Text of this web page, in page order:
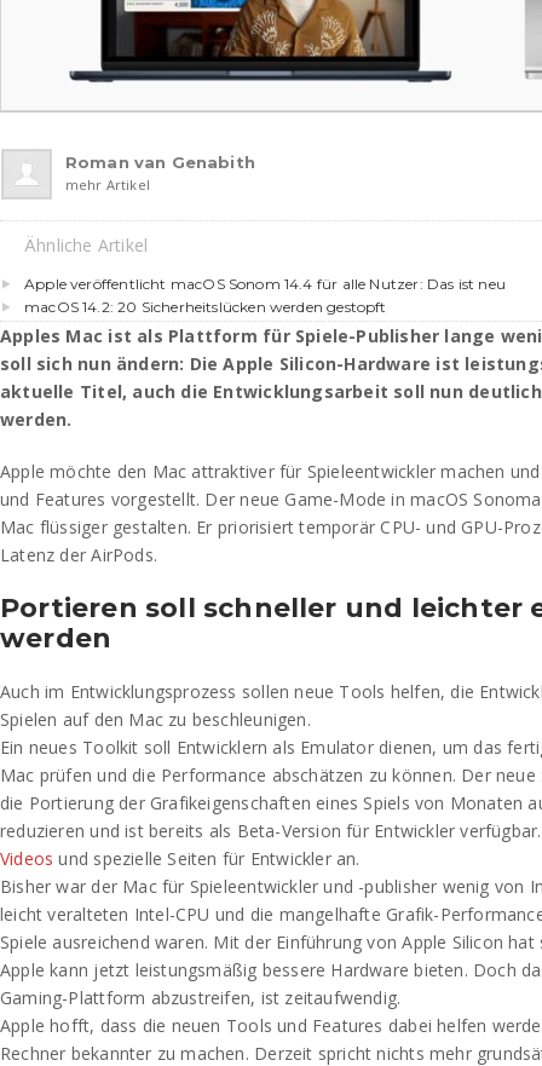
Roman van Genabith
mehr Artikel
Ähnliche Artikel
Apple veröffentlicht macOS Sonom 14.4 für alle Nutzer: Das ist neu
macOS 14.2: 20 Sicherheitslücken werden gestopft
Apples Mac ist als Plattform für Spiele-Publisher lange
soll sich nun ändern: Die Apple Silicon-Hardware ist
aktuelle Titel, auch die Entwicklungsarbeit soll nun
werden.
Apple möchte den Mac attraktiver für Spieleentwickler machen
und Features vorgestellt. Der neue Game-Mode in macOS
Mac flüssiger gestalten. Er priorisiert temporär CPU- und GPU-
Latenz der AirPods.
Portieren soll schneller und leichter
werden
Auch im Entwicklungsprozess sollen neue Tools helfen, die
Spielen auf den Mac zu beschleunigen.
Ein neues Toolkit soll Entwicklern als Emulator dienen, um das
Mac prüfen und die Performance abschätzen zu können. Der
die Portierung der Grafikeigenschaften eines Spiels von Monaten
reduzieren und ist bereits als Beta-Version für Entwickler
Videos und spezielle Seiten für Entwickler an.
Bisher war der Mac für Spieleentwickler und -publisher wenig von
leicht veralteten Intel-CPU und die mangelhafte Grafik-
Spiele ausreichend waren. Mit der Einführung von Apple Silicon
Apple kann jetzt leistungsmäßig bessere Hardware bieten. Doch
Gaming-Plattform abzustreifen, ist zeitaufwendig.
Apple hofft, dass die neuen Tools und Features dabei helfen
Rechner bekannter zu machen. Derzeit spricht nichts mehr